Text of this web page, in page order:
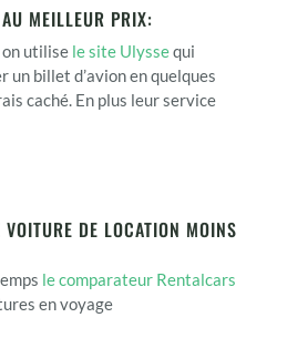
MEILLEUR PRIX:
on utilise le site Ulyssequi
un billet d’avion en quelques
caché. En plus leur service
VOITURE DE LOCATION MOINS
le comparateur Rentalcars
en voyage